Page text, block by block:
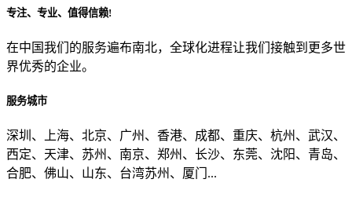
专注、专业、值得信赖!
在中国我们的服务遍布南北，全球化进程让我们接触到更多世
界优秀的企业。
服务城市
深圳、上海、北京、广州、香港、成都、重庆、杭州、武汉、
西定、天津、苏州、南京、郑州、长沙、东莞、沈阳、青岛、
合肥、佛山、山东、台湾苏州、厦门...